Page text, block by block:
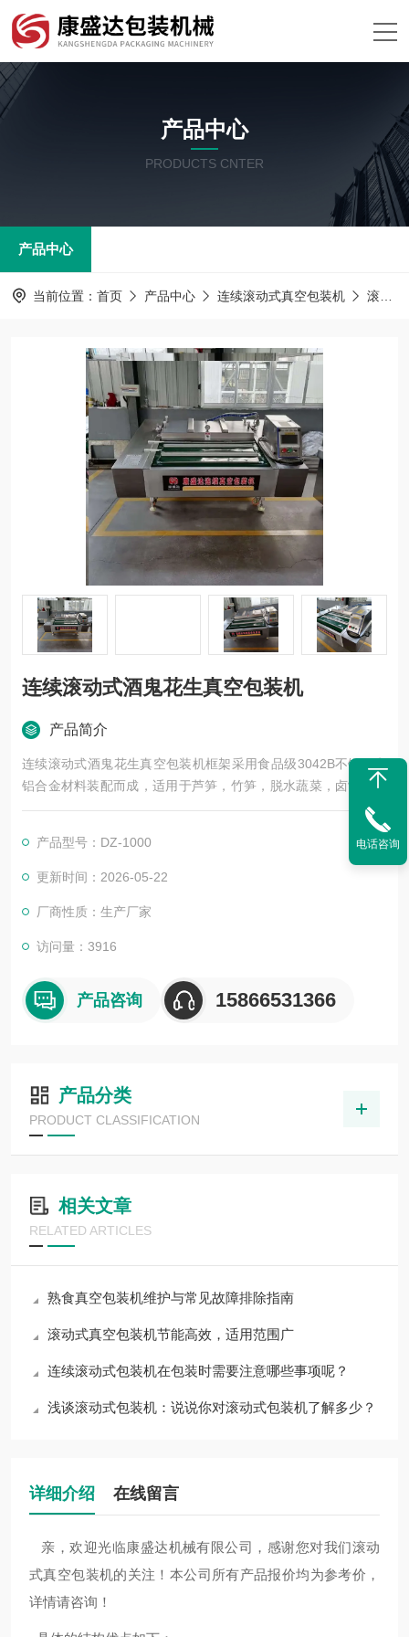
产品中心
PRODUCTS CNTER
产品中心
当前位置： 首页 产品中心 连续滚动式真空包装机 滚动式包装机
连续滚动式酒鬼花生真空包装机
产品简介
连续滚动式酒鬼花生真空包装机框架采用食品级3042B不锈钢和
铝合金材料装配而成，适用于芦笋，竹笋，脱水蔬菜，卤制品，
豆制品，熟食，大物件的真空包装。欢迎新老客户来公司考察。
产品型号：DZ-1000
更新时间：2026-05-22
厂商性质：生产厂家
访问量：3916
产品咨询 15866531366
产品分类
PRODUCT CLASSIFICATION
相关文章
RELATED ARTICLES
熟食真空包装机维护与常见故障排除指南
滚动式真空包装机节能高效，适用范围广
连续滚动式包装机在包装时需要注意哪些事项呢？
浅谈滚动式包装机：说说你对滚动式包装机了解多少？
详细介绍 在线留言
亲，欢迎光临康盛达机械有限公司，感谢您对我们滚动
式真空包装机的关注！本公司所有产品报价均为参考价，
详情请咨询！
电话咨询